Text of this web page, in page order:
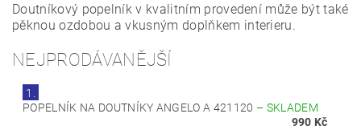
Doutníkový popelník v kvalitním provedení může být také
pěknou ozdobou a vkusným doplňkem interieru.
NEJPRODÁVANĚJŠÍ
1.
POPELNÍK NA DOUTNÍKY ANGELO A 421120 – SKLADEM
990 Kč